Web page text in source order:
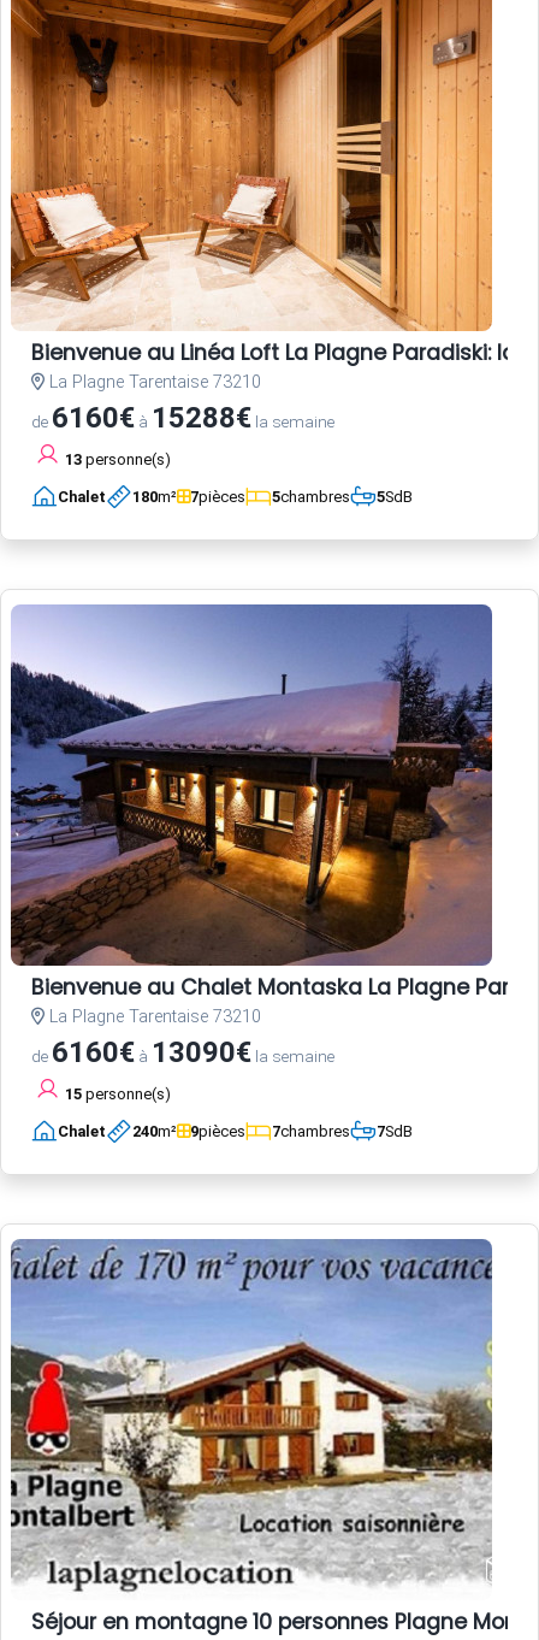
Bienvenue au Linéa Loft La Plagne Paradiski:
La Plagne Tarentaise 73210
de 6160€ à 15288€ la semaine
13 personne(s)
Chalet 180m² 7pièces 5chambres 5SdB
Bienvenue au Chalet Montaska La Plagne
La Plagne Tarentaise 73210
de 6160€ à 13090€ la semaine
15 personne(s)
Chalet 240m² 9pièces 7chambres 7SdB
Séjour en montagne 10 personnes Plagne